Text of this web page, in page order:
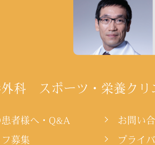
外科 スポーツ・栄養クリ
者様へ・Q&A お問い
募集 プライ